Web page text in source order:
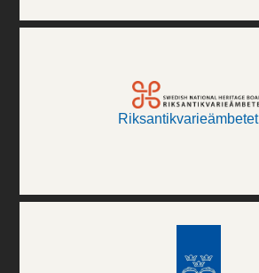
Riksantikvarieämbetet